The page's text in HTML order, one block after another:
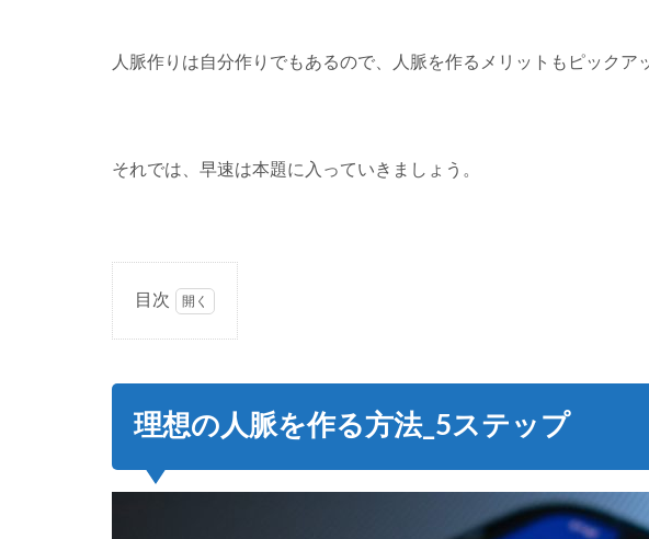
人脈作りは自分作りでもあるので、人脈を作るメリットもピックア
それでは、早速は本題に入っていきましょう。
目次
想
人
を
作
理想の人脈を作る方法_5ステップ